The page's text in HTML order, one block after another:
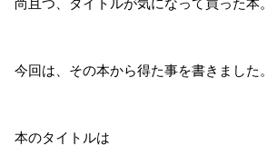
今回は、その本から得た事を書きました。
本のタイトルは